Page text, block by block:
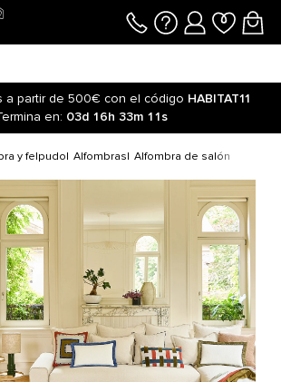
a partir de 500€ con el código HABITAT11
en: 03d 16h 33m 11s
y felpudo Alfombras Alfombra de salón